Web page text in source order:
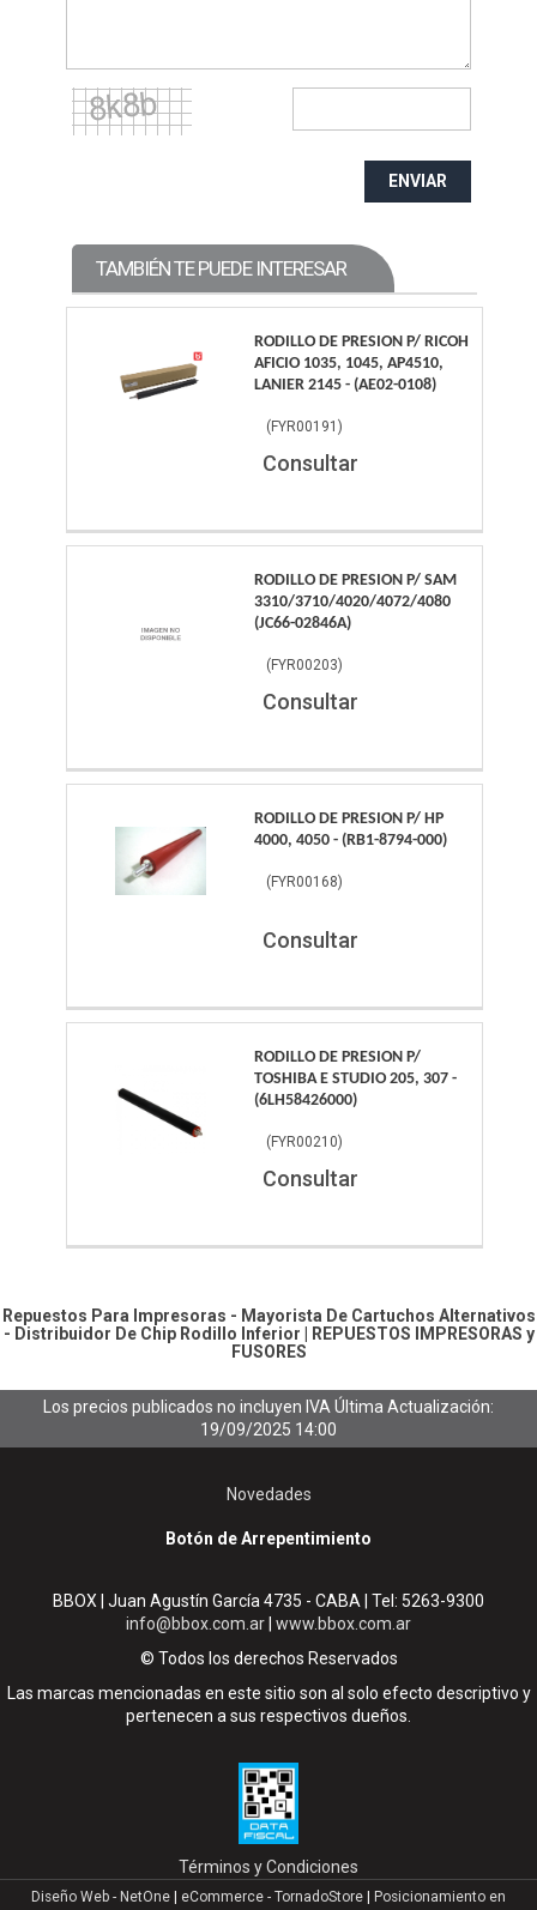
ENVIAR
TAMBIÉN TE PUEDE INTERESAR
RODILLO DE PRESION P/ RICOH
AFICIO 1035, 1045, AP4510,
LANIER 2145 - (AE02-0108)
(FYR00191 )
Consultar
RODILLO DE PRESION P/ SAM
3310/3710/4020/4072/4080
(JC66-02846A)
(FYR00203)
Consultar
RODILLO DE PRESION P/ HP
4000, 4050 - (RB1-8794-000)
(FYR00168)
Consultar
RODILLO DE PRESION P/
TOSHIBA E STUDIO 205, 307 -
(6LH58426000)
(FYR00210)
Consultar
Repuestos Para Impresoras - Mayorista De Cartuchos Alternativos
- Distribuidor De Chip Rodillo Inferior
REPUESTOS IMPRESORAS y
FUSORES
Los precios publicados no incluyen IVA Última Actualización:
19/09/2025 14:00
Novedades
Botón de Arrepentimiento
BBOX | Juan Agustín García 4735 - CABA | Tel: 5263-9300
info@bbox.com.ar www.bbox.com.ar
© Todos los derechos Reservados
Las marcas mencionadas en este sitio son al solo efecto descriptivo y
pertenecen a sus respectivos dueños.
Términos y Condiciones
Diseño Web - NetOne eCommerce - TornadoStore Posicionamiento en